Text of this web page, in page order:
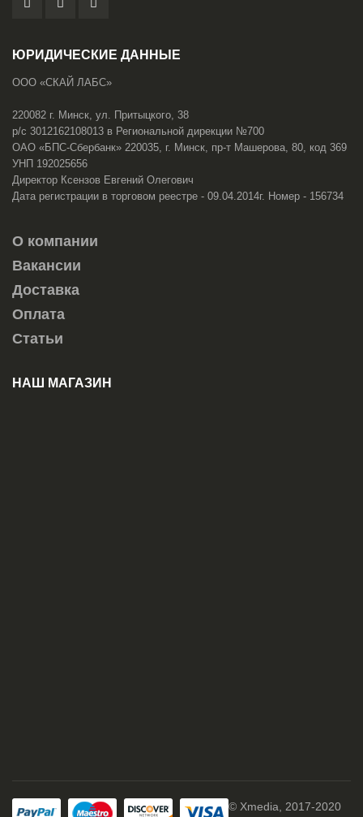
ЮРИДИЧЕСКИЕ ДАННЫЕ
ООО «СКАЙ ЛАБС»
220082 г. Минск, ул. Притыцкого, 38
р/с 3012162108013 в Региональной дирекции №700
ОАО «БПС-Сбербанк» 220035, г. Минск, пр-т Машерова, 80, код 369
УНП 192025656
Директор Ксензов Евгений Олегович
Дата регистрации в торговом реестре - 09.04.2014г. Номер - 156734
О компании
Вакансии
Доставка
Оплата
Статьи
НАШ МАГАЗИН
© Xmedia, 2017-2020